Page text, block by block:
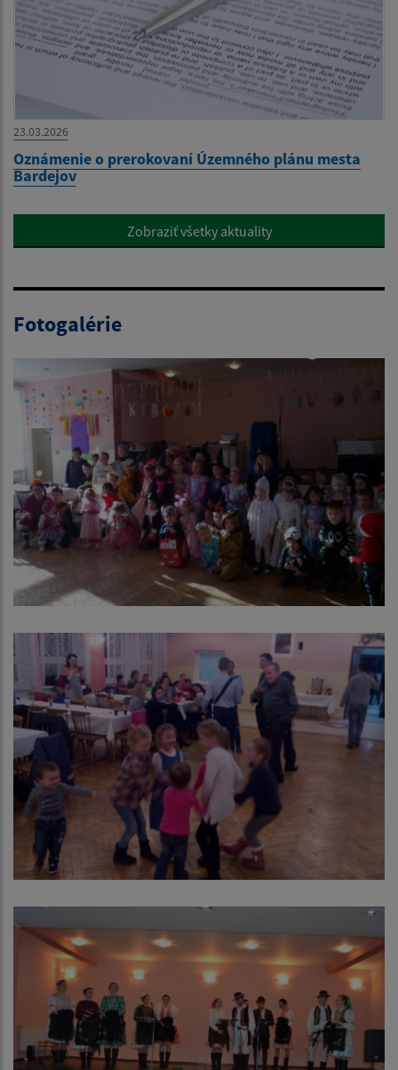
23.03.2026
Oznámenie o prerokovaní Územného plánu mesta
Bardejov
Zobraziť všetky aktuality
Fotogalérie